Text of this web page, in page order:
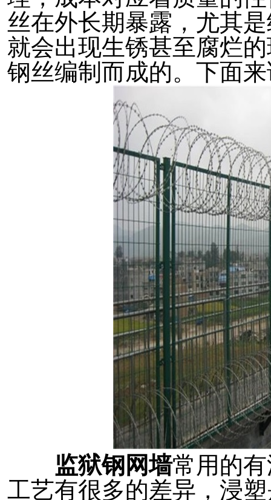
丝在外长期暴露，尤其
就会出现生锈甚至腐烂
钢丝编制而成的。下面
监狱钢网墙常用的
工艺有很多的差异，浸